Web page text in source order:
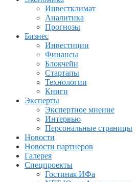
Инвестклимат
Аналитика
Прогнозы
Бизнес
Инвестиции
Финансы
Блокчейн
Стартапы
Технологии
Книги
Эксперты
Экспертное мнение
Интервью
Персональные страницы
Новости
Новости партнеров
Галерея
Спецпроекты
Гостиная ИФа